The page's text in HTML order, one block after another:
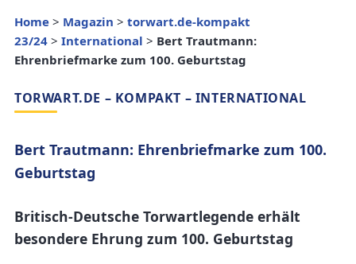
Home > Magazin > torwart.de-kompakt
23/24 > International > Bert Trautmann:
Ehrenbriefmarke zum 100. Geburtstag
TORWART.DE – KOMPAKT – INTERNATIONAL
Bert Trautmann: Ehrenbriefmarke zum 100.
Geburtstag
Britisch-Deutsche Torwartlegende erhält
besondere Ehrung zum 100. Geburtstag